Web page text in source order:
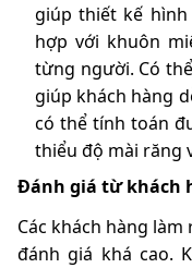
giúp thiết kế
hợp với khuôn
từng người. Có
giúp khách hàng
có thể tính toán
thiểu độ mài răng
Đánh giá từ khách
Các khách hàng
đánh giá khá cao.